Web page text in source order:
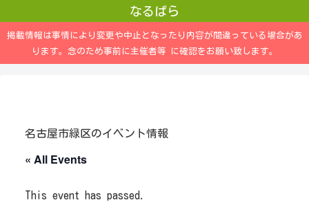
なるぱら
掲載情報は事情により変更や中止となったり内容が間違っている場合があ
ります。念のため事前に主催者等 に確認をお願い致します。
名古屋市緑区のイベント情報
« All Events
This event has passed.